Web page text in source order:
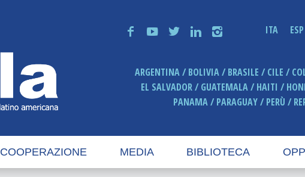
f y t n i ITA ESP
ARGENTINA BOLIVIA BRASILE CILE
EL SALVADOR
GUATEMALA HAITI
PANAMA
PARAGUAY PERÙ
COOPERAZIONE MEDIA BIBLIOTECA